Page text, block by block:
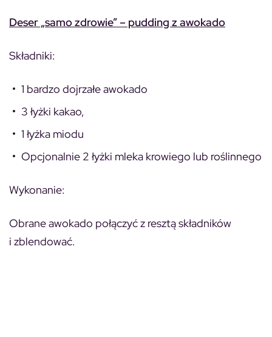
Deser „samo zdrowie” – pudding z awokado
Składniki:
1 bardzo dojrzałe awokado
3 łyżki kakao,
1 łyżka miodu
Opcjonalnie 2 łyżki mleka krowiego lub roślinnego
Wykonanie:
Obrane awokado połączyć z resztą składników
i zblendować.